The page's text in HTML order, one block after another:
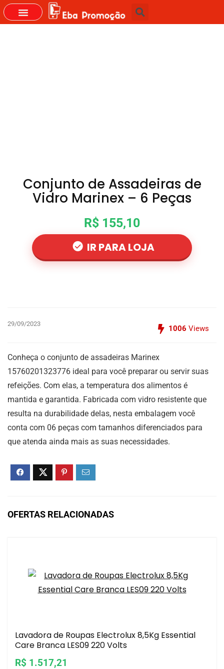
Conjunto de Assadeiras de
Vidro Marinex – 6 Peças
R$ 155,10
IR PARA LOJA
29/09/2023
1006 Views
Conheça o conjunto de assadeiras Marinex
15760201323776 ideal para você preparar ou servir suas
refeições. Com elas, a temperatura dos alimentos é
mantida e garantida. Fabricada com vidro resistente que
resulta na durabilidade delas, nesta embalagem você
conta com 06 peças com tamanhos diferenciados para
que atenda ainda mais as suas necessidades.
OFERTAS RELACIONADAS
Lavadora de Roupas Electrolux 8,5Kg Essential
Care Branca LES09 220 Volts
R$ 1.517,21